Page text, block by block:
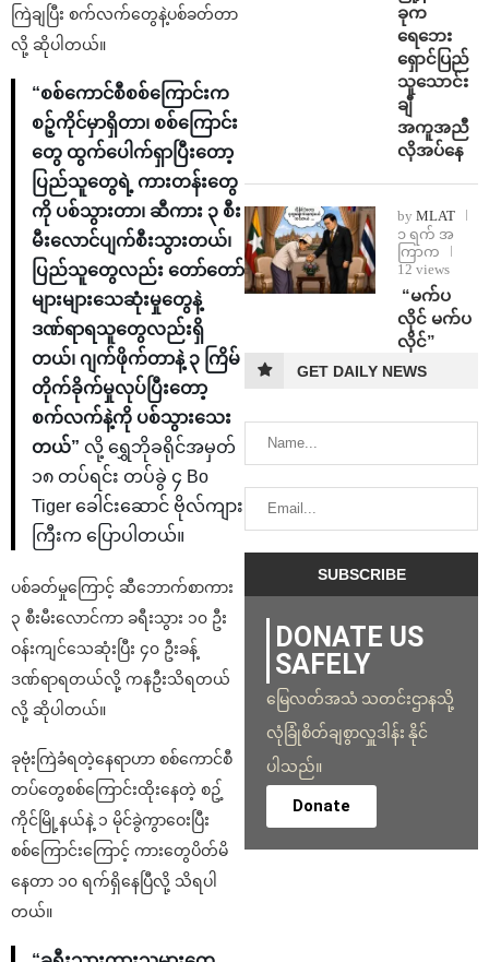
ကြဲချပြီး စက်လက်တွေနဲ့ပစ်ခတ်တာ
လို့ ဆိုပါတယ်။
“စစ်ကောင်စီစစ်ကြောင်းက
စဉ့်ကိုင်မှာရှိတာ၊ စစ်ကြောင်း
တွေ ထွက်ပေါက်ရှာပြီးတော့
ပြည်သူတွေရဲ့ ကားတန်းတွေ
ကို ပစ်သွားတာ၊ ဆီကား ၃ စီး
မီးလောင်ပျက်စီးသွားတယ်၊
ပြည်သူတွေလည်း တော်တော်
များများသေဆုံးမှုတွေနဲ့
ဒဏ်ရာရသူတွေလည်းရှိ
တယ်၊ ဂျက်ဖိုက်တာနဲ့ ၃ ကြိမ်
တိုက်ခိုက်မှုလုပ်ပြီးတော့
စက်လက်နဲ့ကို ပစ်သွားသေး
တယ်” လို့ ရွှေဘိုခရိုင်အမှတ်
၁၈ တပ်ရင်း တပ်ခွဲ ၄ Bo
Tiger ခေါင်းဆောင် ဗိုလ်ကျား
ကြီးက ပြောပါတယ်။
ပစ်ခတ်မှုကြောင့် ဆီဘောက်စာကား
၃ စီးမီးလောင်ကာ ခရီးသွား ၁၀ ဦး
ဝန်းကျင်သေဆုံးပြီး ၄၀ ဦးခန့်
ဒဏ်ရာရတယ်လို့ ကနဦးသိရတယ်
လို့ ဆိုပါတယ်။
ခုဗုံးကြဲခံရတဲ့နေရာဟာ စစ်ကောင်စီ
တပ်တွေစစ်ကြောင်းထိုးနေတဲ့ စဥ့်
ကိုင်မြို့နယ်နဲ့ ၁ မိုင်ခွဲကွာဝေးပြီး
စစ်ကြောင်းကြောင့် ကားတွေပိတ်မိ
နေတာ ၁၀ ရက်ရှိနေပြီလို့ သိရပါ
တယ်။
ခုက
ရေဘေး
ရှောင်ပြည်
သူသောင်း
ချီ
အကူအညီ
လိုအပ်နေ
by MLAT
၁ ရက် အ
ကြာက
12 views
⁨ ⁨“မက်ပ
လိုင် မက်ပ
လိုင်”
GET DAILY NEWS
DONATE US
SAFELY
မြေလတ်အသံ သတင်းဌာနသို့
လုံခြုံစိတ်ချစွာလှူဒါန်း နိုင်
ပါသည်။
Donate